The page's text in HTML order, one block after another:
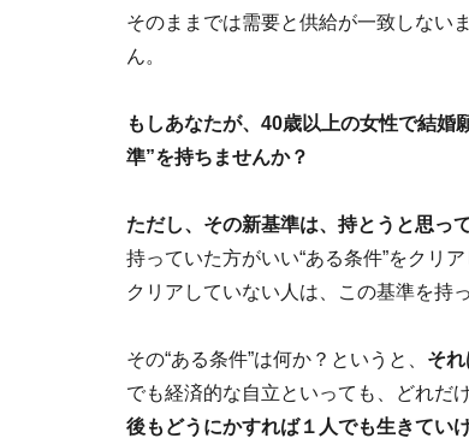
そのままでは需要と供給が一致しない
ん。
もしあなたが、40歳以上の女性で結婚
準”を持ちませんか？
ただし、その新基準は、持とうと思っ
持っていた方がいい“ある条件”をクリ
クリアしていない人は、この基準を持
その“ある条件”は何か？というと、 そ
でも経済的な自立といっても、どれだ
後もどうにかすれば１人でも生きてい